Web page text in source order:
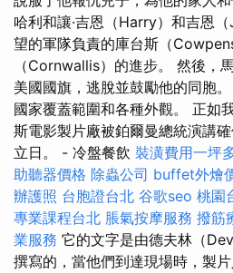
哈利和讓·吉恩（Harry）和吉恩
望的軍隊負責的庫台斯（
（Cornwallis）的進步。 然後，
美國國旗，逃脫並鼓勵他的同胞
國家覆蓋範圍和各種外觀。 正如
斯電影製片廠被鉑爾曼總統演講
立日。 - 冷盤餐飲 裝潢費用一坪
助聽器價格 除蟲公司 buffet外燴
辦護照 台胞證台北 谷歌seo 桃園
專業課程台北 脹氣按摩服務 撥筋
業服務 它的文字是由德夫林（
撰寫的，當他們到達現場時，製